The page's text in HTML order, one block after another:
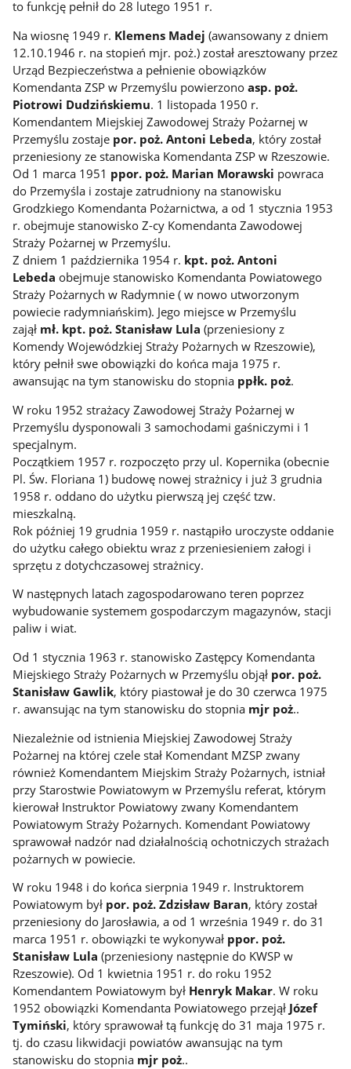
to funkcję pełnił do 28 lutego 1951 r.
Na wiosnę 1949 r. Klemens Madej (awansowany z dniem
12.10.1946 r. na stopień mjr. poż.) został aresztowany przez
Urząd Bezpieczeństwa a pełnienie obowiązków
Komendanta ZSP w Przemyślu powierzonoasp. poż.
Piotrowi Dudzińskiemu. 1 listopada 1950 r.
Komendantem Miejskiej Zawodowej Straży Pożarnej w
Przemyślu zostaje por. poż. Antoni Lebeda, który został
przeniesiony ze stanowiska Komendanta ZSP w Rzeszowie.
Od 1 marca 1951 ppor. poż. Marian Morawski powraca
do Przemyśla i zostaje zatrudniony na stanowisku
Grodzkiego Komendanta Pożarnictwa, a od 1 stycznia 1953
r. obejmuje stanowisko Z-cy Komendanta Zawodowej
Straży Pożarnej w Przemyślu.
Z dniem 1 października 1954 r. kpt. poż. Antoni
Lebeda obejmuje stanowisko Komendanta Powiatowego
Straży Pożarnych w Radymnie ( w nowo utworzonym
powiecie radymniańskim). Jego miejsce w Przemyślu
zajął mł. kpt. poż. Stanisław Lula (przeniesiony z
Komendy Wojewódzkiej Straży Pożarnych w Rzeszowie),
który pełnił swe obowiązki do końca maja 1975 r.
awansując na tym stanowisku do stopnia ppłk. poż.
W roku 1952 strażacy Zawodowej Straży Pożarnej w
Przemyślu dysponowali 3 samochodami gaśniczymi i 1
specjalnym.
Początkiem 1957 r. rozpoczęto przy ul. Kopernika (obecnie
Pl. Św. Floriana 1) budowę nowej strażnicy i już 3 grudnia
1958 r. oddano do użytku pierwszą jej część tzw.
mieszkalną.
Rok później 19 grudnia 1959 r. nastąpiło uroczyste oddanie
do użytku całego obiektu wraz z przeniesieniem załogi i
sprzętu z dotychczasowej strażnicy.
W następnych latach zagospodarowano teren poprzez
wybudowanie systemem gospodarczym magazynów, stacji
paliw i wiat.
Od 1 stycznia 1963 r. stanowisko Zastępcy Komendanta
Miejskiego Straży Pożarnych w Przemyślu objął por. poż.
Stanisław Gawlik, który piastował je do 30 czerwca 1975
r. awansując na tym stanowisku do stopnia mjr poż..
Niezależnie od istnienia Miejskiej Zawodowej Straży
Pożarnej na której czele stał Komendant MZSP zwany
również Komendantem Miejskim Straży Pożarnych, istniał
przy Starostwie Powiatowym w Przemyślu referat, którym
kierował Instruktor Powiatowy zwany Komendantem
Powiatowym Straży Pożarnych. Komendant Powiatowy
sprawował nadzór nad działalnością ochotniczych strażach
pożarnych w powiecie.
W roku 1948 i do końca sierpnia 1949 r. Instruktorem
Powiatowym był por. poż. Zdzisław Baran, który został
przeniesiony do Jarosławia, a od 1 września 1949 r. do 31
marca 1951 r. obowiązki te wykonywał ppor. poż.
Stanisław Lula (przeniesiony następnie do KWSP w
Rzeszowie). Od 1 kwietnia 1951 r. do roku 1952
Komendantem Powiatowym był Henryk Makar. W roku
1952 obowiązki Komendanta Powiatowego przejął Józef
Tymiński, który sprawował tą funkcję do 31 maja 1975 r.
tj. do czasu likwidacji powiatów awansując na tym
stanowisku do stopnia mjr poż..